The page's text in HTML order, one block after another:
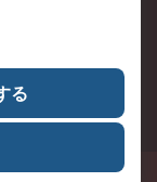
トサイト
て
浜ビジネスパーク ウ
る